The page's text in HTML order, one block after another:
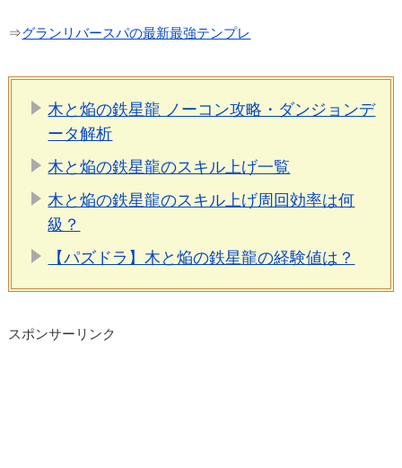
⇒グランリバースパの最新最強テンプレ
木と焔の鉄星龍 ノーコン攻略・ダンジョンデ
ータ解析
木と焔の鉄星龍のスキル上げ一覧
木と焔の鉄星龍のスキル上げ周回効率は何
級？
【パズドラ】木と焔の鉄星龍の経験値は？
スポンサーリンク